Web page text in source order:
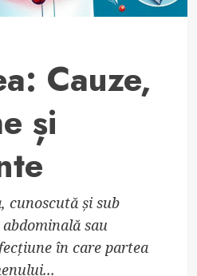
Cauze,
și
cunoscută și sub
sau
în care partea